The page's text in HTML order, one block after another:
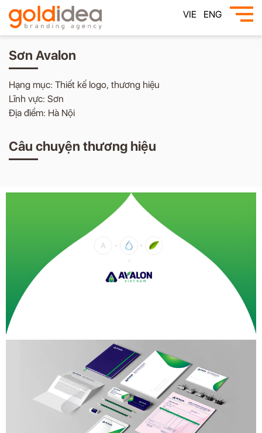
VIE ENG
Sơn Avalon
Hạng mục: Thiết kế logo, thương hiệu
Lĩnh vực: Sơn
Địa điểm: Hà Nội
Câu chuyện thương hiệu